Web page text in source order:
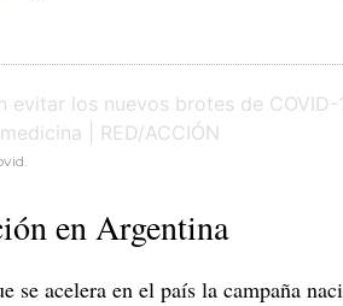
en Argentina
se acelera en el país la campaña